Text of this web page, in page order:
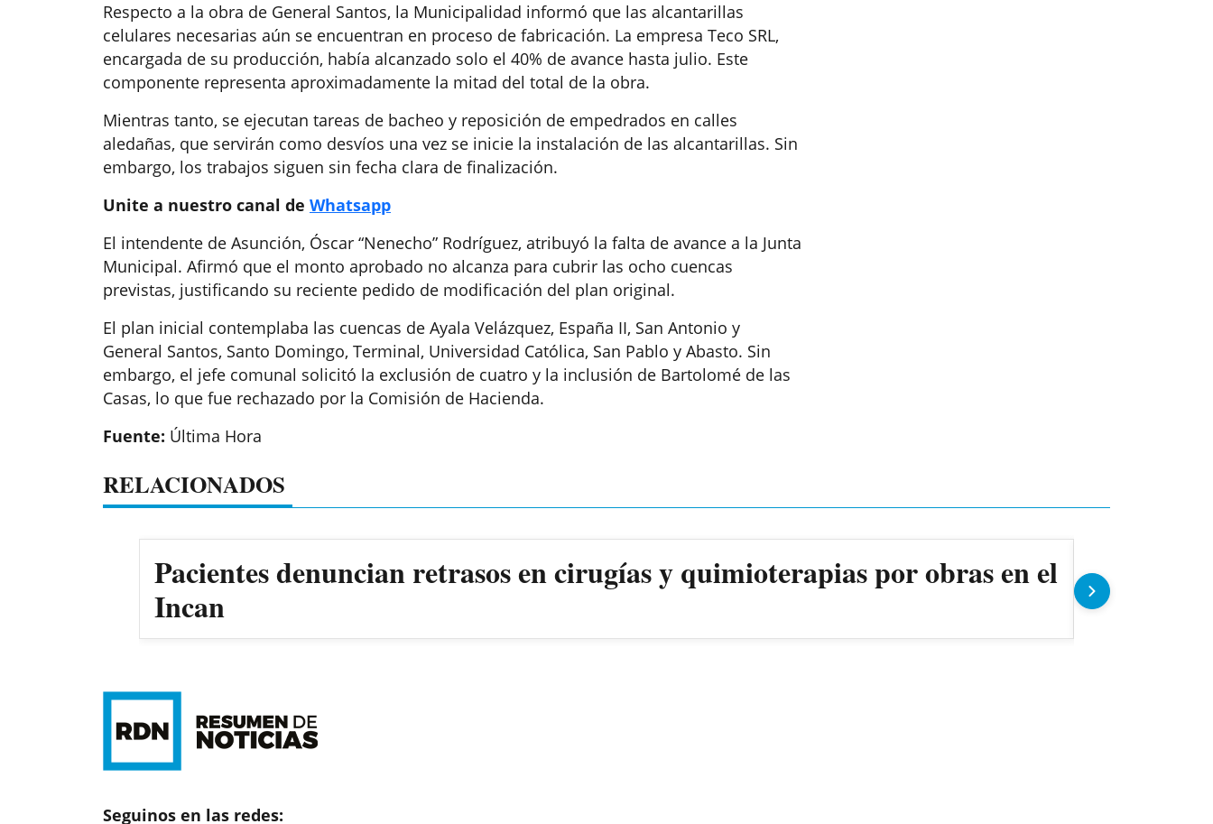
Respecto a la obra de General Santos, la Municipalidad informó que las alcantarillas
celulares necesarias aún se encuentran en proceso de fabricación. La empresa Teco SRL,
encargada de su producción, había alcanzado solo el 40% de avance hasta julio. Este
componente representa aproximadamente la mitad del total de la obra.
Mientras tanto, se ejecutan tareas de bacheo y reposición de empedrados en calles
aledañas, que servirán como desvíos una vez se inicie la instalación de las alcantarillas. Sin
embargo, los trabajos siguen sin fecha clara de finalización.
Unite a nuestro canal de Whatsapp
El intendente de Asunción, Óscar “Nenecho” Rodríguez, atribuyó la falta de avance a la Junta
Municipal. Afirmó que el monto aprobado no alcanza para cubrir las ocho cuencas
previstas, justificando su reciente pedido de modificación del plan original.
El plan inicial contemplaba las cuencas de Ayala Velázquez, España II, San Antonio y
General Santos, Santo Domingo, Terminal, Universidad Católica, San Pablo y Abasto. Sin
embargo, el jefe comunal solicitó la exclusión de cuatro y la inclusión de Bartolomé de las
Casas, lo que fue rechazado por la Comisión de Hacienda.
Fuente: Última Hora
RELACIONADOS
Pacientes denuncian retrasos en cirugías y quimioterapias por obras en el
Incan
Ollas
Seguinos en las redes: